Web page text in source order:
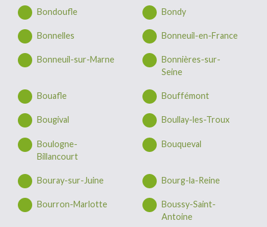
Bondoufle Bondy
Bonnelles Bonneuil-en-France
Bonneuil-sur-Marne
Bonnières-sur-
Seine
Bouafle Bouffémont
Bougival Boullay-les-Troux
Boulogne-
Billancourt
Bouqueval
Bouray-sur-Juine Bourg-la-Reine
Bourron-Marlotte
Boussy-Saint-
Antoine